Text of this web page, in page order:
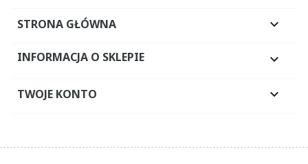
STRONA GŁÓWNA 
INFORMACJA O SKLEPIE 
TWOJE KONTO 